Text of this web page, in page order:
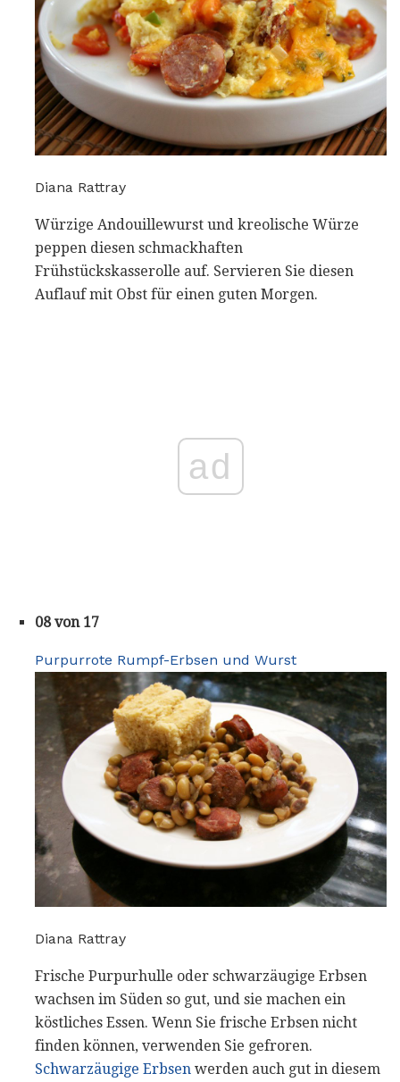
Diana Rattray
Würzige Andouillewurst und kreolische Würze
peppen diesen schmackhaften
Frühstückskasserolle auf. Servieren Sie diesen
Auflauf mit Obst für einen guten Morgen.
ad
08 von 17
Purpurrote Rumpf-Erbsen und Wurst
Diana Rattray
Frische Purpurhulle oder schwarzäugige Erbsen
wachsen im Süden so gut, und sie machen ein
köstliches Essen. Wenn Sie frische Erbsen nicht
finden können, verwenden Sie gefroren.
Schwarzäugige Erbsen werden auch gut in diesem